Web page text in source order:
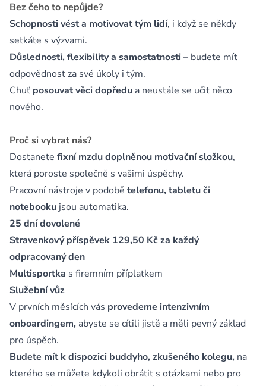
Bez čeho to nepůjde?
Schopnosti vést a motivovat tým lidí, i když se někdy
setkáte s výzvami.
Důslednosti, flexibility a samostatnosti– budete mít
odpovědnost za své úkoly i tým.
Chuť posouvat věci dopředu a neustále se učit něco
nového.
Proč si vybrat nás?
Dostanete fixní mzdu doplněnou motivační složkou,
která poroste společně s vašimi úspěchy.
Pracovní nástroje v podobě telefonu, tabletu či
notebooku jsou automatika.
25 dní dovolené
Stravenkový příspěvek 129,50 Kč za každý
odpracovaný den
Multisportka s firemním příplatkem
Služební vůz
V prvních měsících vás provedeme intenzivním
onboardingem, abyste se cítili jistě a měli pevný základ
pro úspěch.
Budete mít k dispozici buddyho, zkušeného kolegu, na
kterého se můžete kdykoli obrátit s otázkami nebo pro